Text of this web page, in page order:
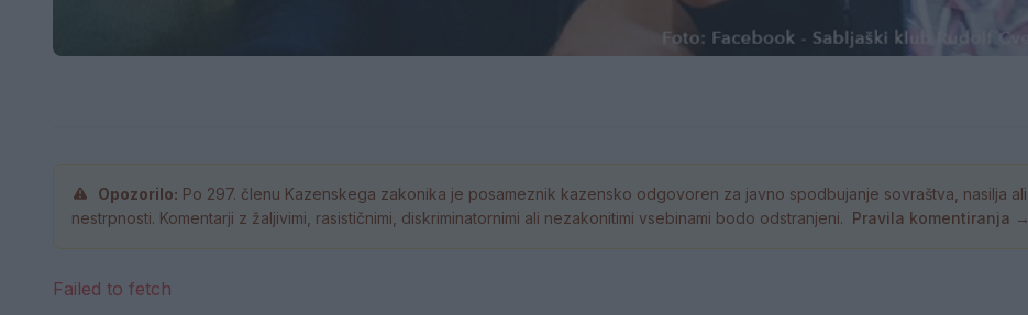
Opozorilo: Po 297. členu Kazenskega zakonika je posameznik kazensko odgovoren za javno spodbujanje sovraštva, nasilja ali
nestrpnosti. Komentarji z žaljivimi, rasističnimi, diskriminatornimi ali nezakonitimi vsebinami bodo odstranjeni. Pravila komentiranja →
Failed to fetch